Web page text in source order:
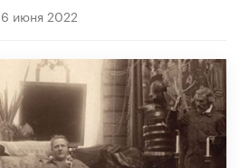
6 июня 2022